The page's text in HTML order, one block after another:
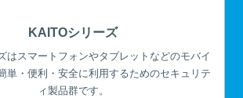
KAITOシリーズ
はスマートフォンやタブレットなどのモバイ
単・便利・安全に利用するためのセキュリテ
ィ製品群です。